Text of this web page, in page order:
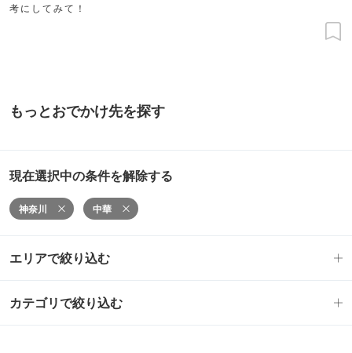
考にしてみて！
もっとおでかけ先を探す
現在選択中の条件を解除する
神奈川 中華
エリアで絞り込む
カテゴリで絞り込む